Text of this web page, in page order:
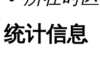
统计信息